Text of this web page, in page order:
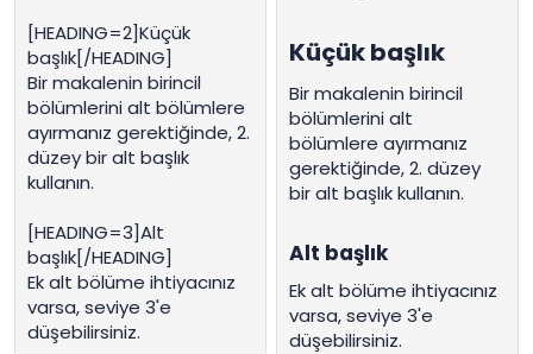
[HEADING=2]Küçük
başlık[/HEADING]
Bir makalenin birincil
bölümlerini alt bölümlere
ayırmanız gerektiğinde, 2.
düzey bir alt başlık
kullanın.
[HEADING=3]Alt
başlık[/HEADING]
Ek alt bölüme ihtiyacınız
varsa, seviye 3'e
düşebilirsiniz.
Küçük başlık​
Bir makalenin birincil
bölümlerini alt
bölümlere ayırmanız
gerektiğinde, 2. düzey
bir alt başlık kullanın.
Alt başlık​
Ek alt bölüme ihtiyacınız
varsa, seviye 3'e
düşebilirsiniz.